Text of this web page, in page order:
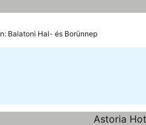
Balatoni Hal- és Borünnep